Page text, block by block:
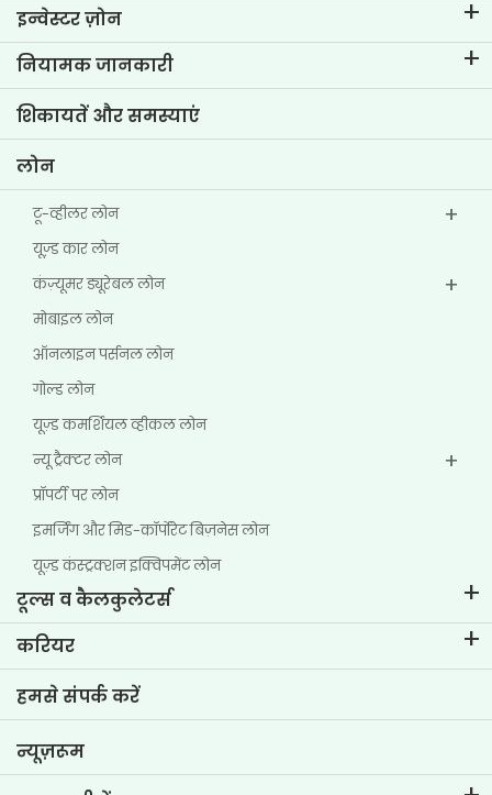
टीवीएस क्रेडिट का परिचय
हमारे ब्रांड के बारे में जानें
मुख्य प्रोफाइल्स
इन्वेस्टर ज़ोन
कॉर्पोरेट गवर्नेंस
इन्वेस्टर संबंधी जानकारी
नियामक जानकारी
पॉलिसी
अन्य डिस्क्लोज़र
शिकायतें और समस्याएं
लोन
टू-व्हीलर लोन
यूज्‍़ड कार लोन
कंज़्यूमर ड्यूरेबल लोन
मोबाइल लोन
ऑनलाइन पर्सनल लोन
गोल्ड लोन
यूज़्ड कमर्शियल व्हीकल लोन
न्यू ट्रैक्टर लोन
प्रॉपर्टी पर लोन
इमर्जिंग और मिड-कॉर्पोरेट बिज़नेस लोन
यूज़्ड कंस्ट्रक्शन इक्विपमेंट लोन
टूल्स व कैलकुलेटर्स
ईएमआई कैलकुलेटर
टू-व्हीलर लोन ईएमआई कैलकुलेटर
कार वैल्यूएशन टूल
करियर
टीवीएस क्रेडिट में जीवन
वर्तमान रिक्तियां
हमसे संपर्क करें
न्यूज़रूम